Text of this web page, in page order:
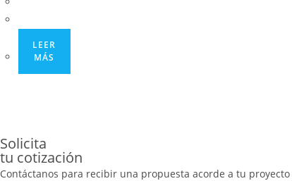
LEER
MÁS
Solicita
tu cotización
Contáctanos para recibir una propuesta acorde a tu